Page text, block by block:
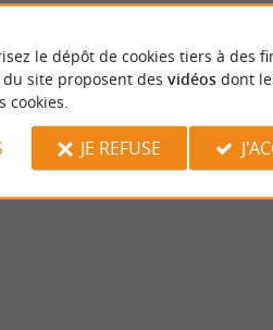
le dépôt de cookies tiers à des
site proposent des vidéosdont
JE REFUSE